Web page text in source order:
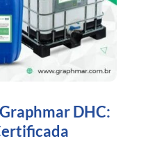
DHC: